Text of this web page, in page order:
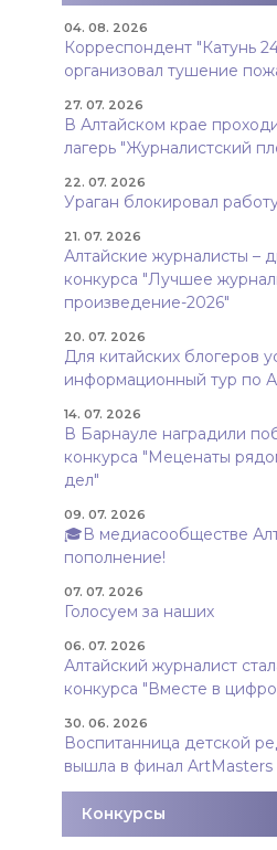
04. 08. 2026
Корреспондент "Катунь
организовал тушение
27. 07. 2026
В Алтайском крае
лагерь "Журналистский
22. 07. 2026
Ураган блокировал
21. 07. 2026
Алтайские журналисты –
конкурса "Лучшее
произведение-2026"
20. 07. 2026
Для китайских блогеров
информационный тур по
14. 07. 2026
В Барнауле наградили
конкурса "Меценаты
дел"
09. 07. 2026
🎓В медиасообществе
пополнение!
07. 07. 2026
Голосуем за наших
06. 07. 2026
Алтайский журналист
конкурса "Вместе в
30. 06. 2026
Воспитанница детской
вышла в финал ArtMasters
Конкурсы